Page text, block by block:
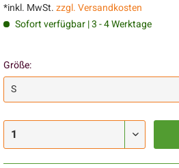
*inkl. MwSt.zzgl. Versandkosten
Sofort verfügbar | 3 - 4 Werktage
Größe: